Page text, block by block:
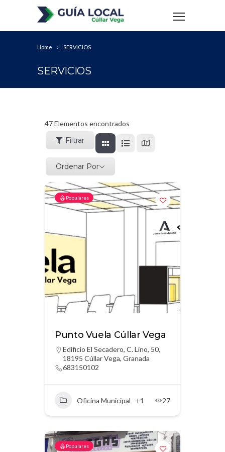
Home SERVICIOS
SERVICIOS
47Elementos encontrados
Filtrar
Ordenar Por
Populares
Punto Vuela Cúllar Vega
Edificio El Secadero, C. Lino, 50,
18195 Cúllar Vega, Granada
683150102
Oficina Municipal +1 27
Populares